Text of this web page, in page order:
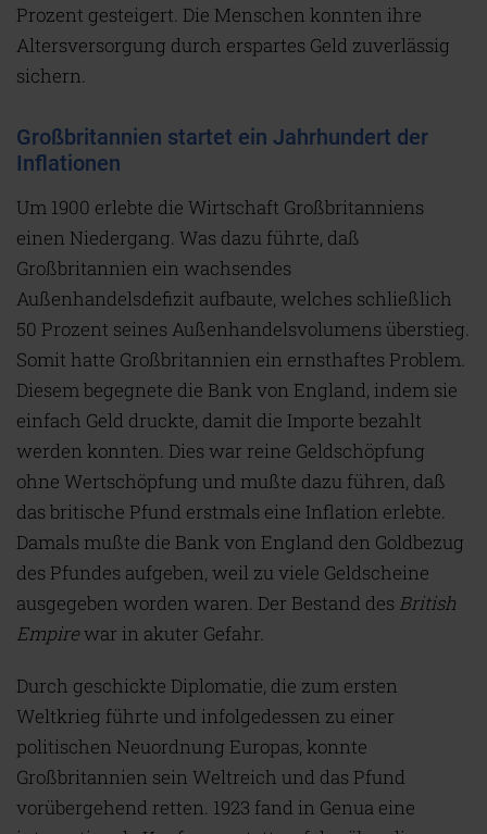
Prozent gesteigert. Die Menschen konnten ihre
Altersversorgung durch erspartes Geld zuverlässig
sichern.
Großbritannien startet ein Jahrhundert der
Inflationen
Um 1900 erlebte die Wirtschaft Großbritanniens
einen Niedergang. Was dazu führte, daß
Großbritannien ein wachsendes
Außenhandelsdefizit aufbaute, welches schließlich
50 Prozent seines Außenhandelsvolumens überstieg.
Somit hatte Großbritannien ein ernsthaftes Problem.
Diesem begegnete die Bank von England, indem sie
einfach Geld druckte, damit die Importe bezahlt
werden konnten. Dies war reine Geldschöpfung
ohne Wertschöpfung und mußte dazu führen, daß
das britische Pfund erstmals eine Inflation erlebte.
Damals mußte die Bank von England den Goldbezug
des Pfundes aufgeben, weil zu viele Geldscheine
ausgegeben worden waren. Der Bestand des British
Empirewar in akuter Gefahr.
Durch geschickte Diplomatie, die zum ersten
Weltkrieg führte und infolgedessen zu einer
politischen Neuordnung Europas, konnte
Großbritannien sein Weltreich und das Pfund
vorübergehend retten. 1923 fand in Genua eine